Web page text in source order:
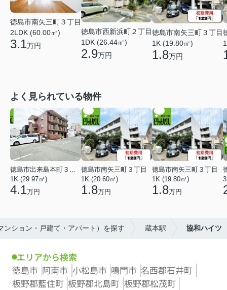
徳島市南矢三町３丁目
2LDK (60.00㎡)
3.1万円
徳島市西新浜町２丁目
1DK (26.44㎡)
2.9万円
徳島市南矢三町３丁目
1K (19.80㎡)
1.8万円
よく見られている物件
1K (29.97㎡)
4.1万円
徳島市南矢三町３丁目
1K (20.60㎡)
1.8万円
徳島市南矢三町３丁目
1K (19.80㎡)
1.8万円
ション・戸建て・アパート）を探す 蔵本駅 協和ハイツ
エリアから検索
徳島市 阿南市 小松島市 鳴門市 名西郡石井町
板野郡藍住町 板野郡北島町 板野郡松茂町